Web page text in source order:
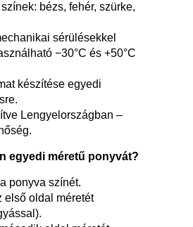
bézs, fehér, szürke,
sérülésekkel
−30°C és +50°C
készítése egyedi
Lengyelországban –
egyedi méretű ponyvát?
ponyva színét.
első oldal méretét